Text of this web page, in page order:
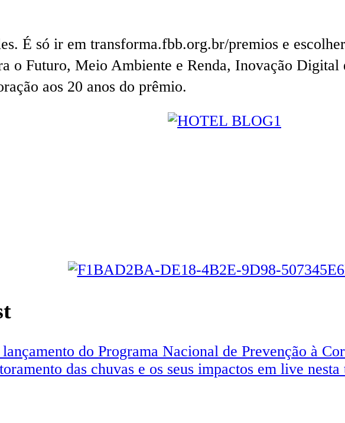
É só ir em transforma.fbb.org.br/premios ⁣e
o Futuro, Meio Ambiente e Renda, Inovação
aos 20 anos do prêmio.⁣
do Programa Nacional de Prevenção à
das chuvas e os seus impactos em live